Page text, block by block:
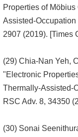
Properties of
Assisted-
2907 (2019). [Times
(29) Chia-Nan Yeh,
"Electronic
Thermally-Assisted-
RSC Adv. 8, 34350
(30) Sonai